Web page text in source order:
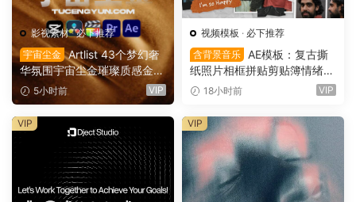
影视素材·必下推荐
宇宙尘金 Artlist 43个梦幻奢
华氛围宇宙尘金璀璨质感金色
粒子流动慢动作8K视频素材
背景素材（16165）
5小时前 VIP
视频模板 · 必下推荐
含背景音乐
AE模板：复古撕
纸照片相框拼贴剪贴簿情绪板
旅游日记手账电影VLOG短片
18小时前 VIP
VIP VIP